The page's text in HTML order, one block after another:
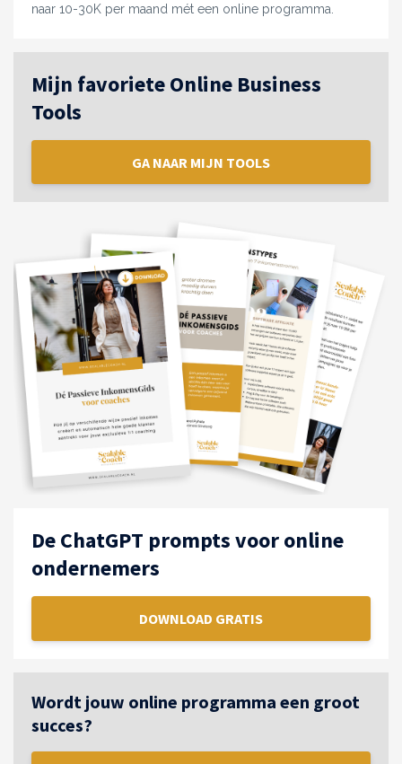
naar 10-30K per maand mét een online programma.
Mijn favoriete Online Business
Tools
GA NAAR MIJN TOOLS
De ChatGPT prompts voor online
ondernemers
DOWNLOAD GRATIS
Wordt jouw online programma een groot
succes?